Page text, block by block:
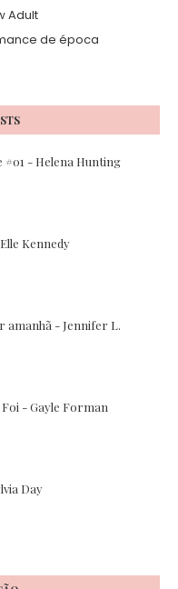
Adult
de época
#01 - Helena Hunting
Kennedy
amanhã - Jennifer L.
Foi - Gayle Forman
Day